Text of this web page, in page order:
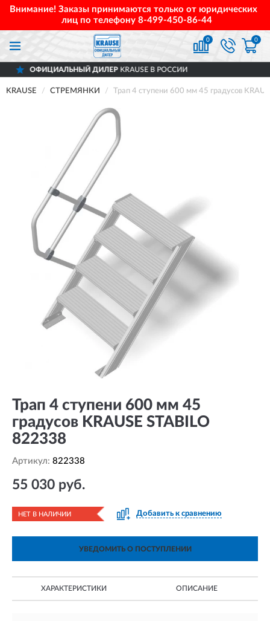
Внимание! Заказы принимаются только от юридических
лиц по телефону 8-499-450-86-44
0 0
ДИЛЕРKRAUSE В РОССИИ
KRAUSE СТРЕМЯНКИ Трап 4 ступени 600 мм 45 градусов
Трап 4 ступени 600 мм 45
градусов KRAUSE STABILO
822338
Артикул: 822338
55 030 руб.
НЕТ В НАЛИЧИИ Добавить к сравнению
УВЕДОМИТЬ О ПОСТУПЛЕНИИ
ХАРАКТЕРИСТИКИ ОПИСАНИЕ